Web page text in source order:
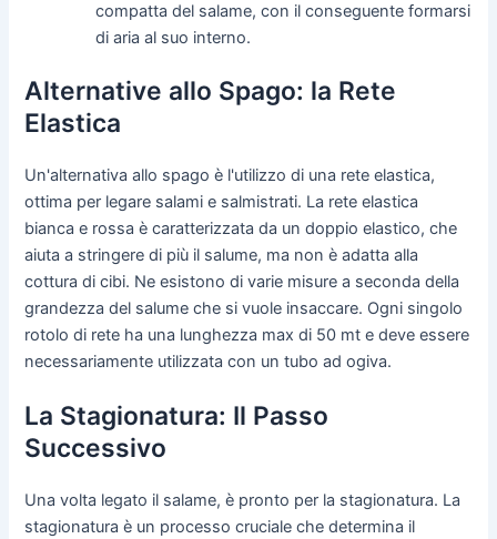
compatta del salame, con il conseguente formarsi
di aria al suo interno.
Alternative allo Spago: la Rete
Elastica
Un'alternativa allo spago è l'utilizzo di una rete elastica,
ottima per legare salami e salmistrati. La rete elastica
bianca e rossa è caratterizzata da un doppio elastico, che
aiuta a stringere di più il salume, ma non è adatta alla
cottura di cibi. Ne esistono di varie misure a seconda della
grandezza del salume che si vuole insaccare. Ogni singolo
rotolo di rete ha una lunghezza max di 50 mt e deve essere
necessariamente utilizzata con un tubo ad ogiva.
La Stagionatura: Il Passo
Successivo
Una volta legato il salame, è pronto per la stagionatura. La
stagionatura è un processo cruciale che determina il